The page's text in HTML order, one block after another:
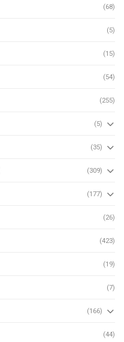
(68)
(5)
(15)
(54)
(255)
(5)
(35)
(309)
(177)
(26)
(423)
(19)
(7)
(166)
(44)